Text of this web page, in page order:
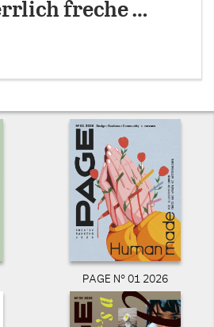
freche …
PAGE N° 01 2026